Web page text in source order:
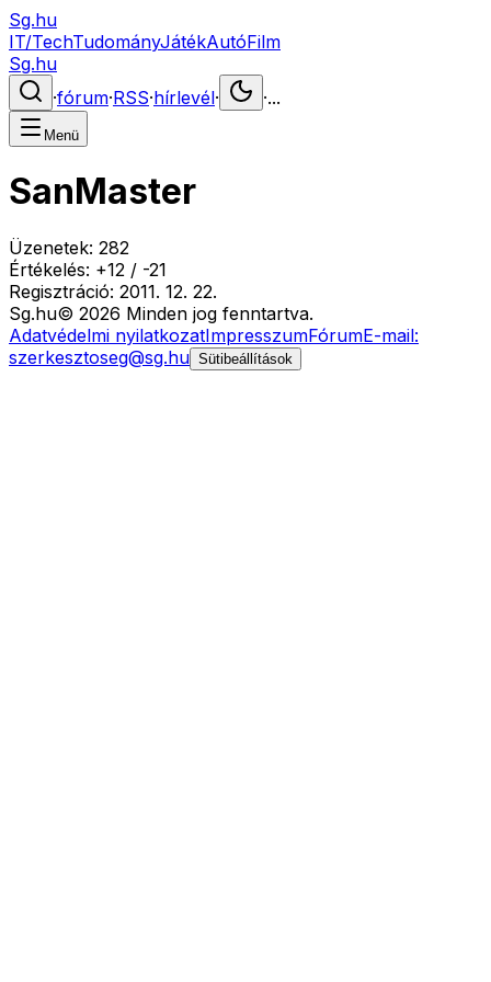
Sg.hu
IT/TechTudományJátékAutóFilm
Sg.hu
·fórum·RSS·hírlevél· ·...
Menü
SanMaster
Üzenetek: 282
Értékelés: +12 / -21
Regisztráció: 2011. 12. 22.
Sg.hu© 2026 Minden jog fenntartva.
Adatvédelmi nyilatkozatImpresszumFórumE-mail:
szerkesztoseg@sg.hu Sütibeállítások